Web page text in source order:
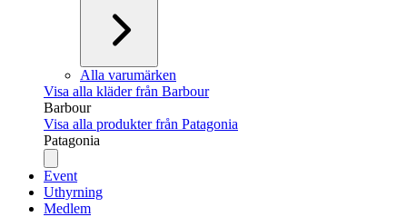
Alla varumärken
Visa alla kläder från Barbour
Barbour
Visa alla produkter från Patagonia
Patagonia
Event
Uthyrning
Medlem